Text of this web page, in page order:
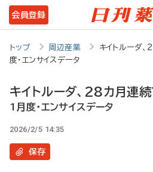
メ
イ
コ
テ
ツ
に
会員登録
トップ 周辺産業
キイトルーダ
度・エンサイスデータ
キイトルーダ、28カ月連続
1月度・エンサイスデータ
2026/2/5 14:35
保存